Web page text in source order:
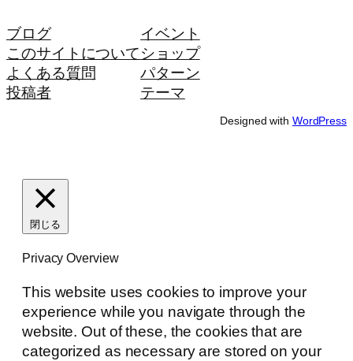
ブログ
このサイトについて
よくある質問
投稿者
イベント
ショップ
パターン
テーマ
Designed with WordPress
閉じる
Privacy Overview
This website uses cookies to improve your
experience while you navigate through the
website. Out of these, the cookies that are
categorized as necessary are stored on your